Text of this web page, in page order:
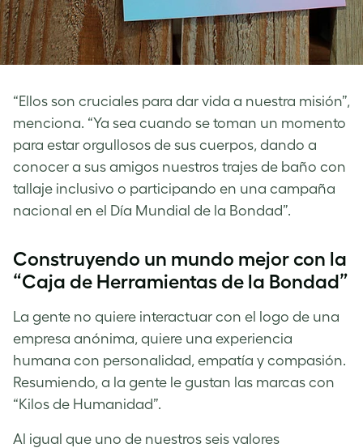
“Ellos son cruciales para dar vida a nuestra misión”,
menciona. “Ya sea cuando se toman un momento
para estar orgullosos de sus cuerpos, dando a
conocer a sus amigos nuestros trajes de baño con
tallaje inclusivo o participando en una campaña
nacional en el Día Mundial de la Bondad”.
Construyendo un mundo mejor con la
“Caja de Herramientas de la Bondad”
La gente no quiere interactuar con el logo de una
empresa anónima, quiere una experiencia
humana con personalidad, empatía y compasión.
Resumiendo, a la gente le gustan las marcas con
“Kilos de Humanidad”.
Al igual que uno de nuestros seis valores